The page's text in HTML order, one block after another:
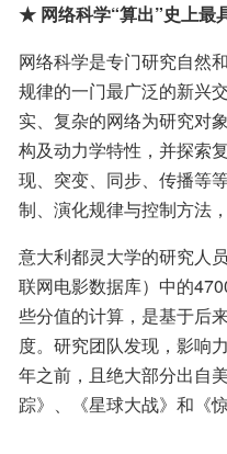
★ 网络科学“算出”史上最
网络科学是专门研究自然
规律的一门最广泛的新兴
实、复杂的网络为研究对
构及动力学特性，并探
现、突变、同步、传播等
制、演化规律与控制方法
意大利都灵大学的研究人
联网电影数据库）中的
些分值的计算，是基于后
度。研究团队发现，影响
年之前，且绝大部分出自
踪》、《星球大战》和《惊